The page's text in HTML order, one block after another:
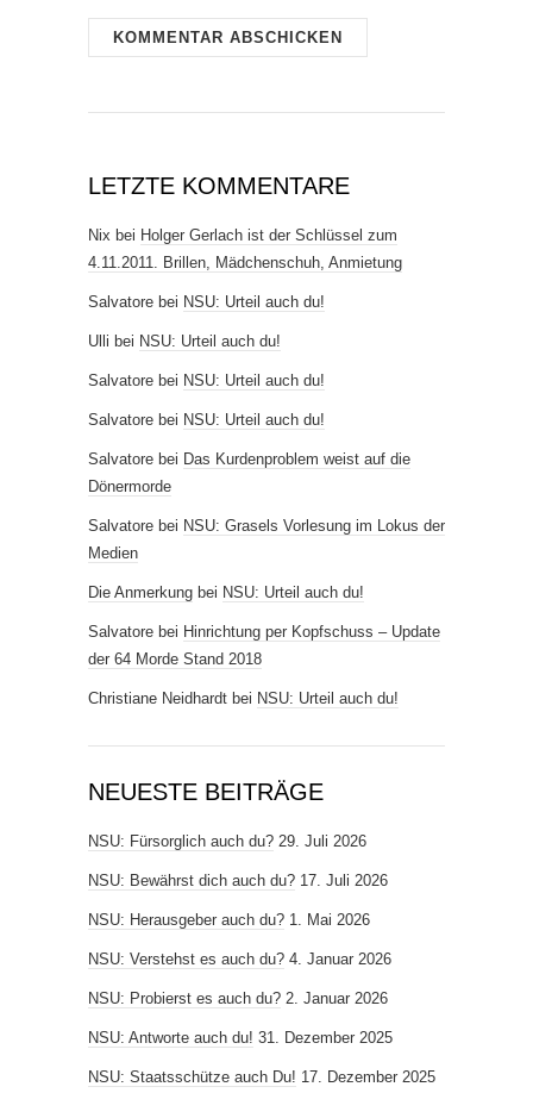
LETZTE KOMMENTARE
Nix bei Holger Gerlach ist der Schlüssel zum
4.11.2011. Brillen, Mädchenschuh, Anmietung
Salvatore bei NSU: Urteil auch du!
Ulli bei NSU: Urteil auch du!
Salvatore bei NSU: Urteil auch du!
Salvatore bei NSU: Urteil auch du!
Salvatore bei Das Kurdenproblem weist auf die
Dönermorde
Salvatore bei NSU: Grasels Vorlesung im Lokus der
Medien
Die Anmerkung bei NSU: Urteil auch du!
Salvatore bei Hinrichtung per Kopfschuss – Update
der 64 Morde Stand 2018
Christiane Neidhardt bei NSU: Urteil auch du!
NEUESTE BEITRÄGE
NSU: Fürsorglich auch du? 29. Juli 2026
NSU: Bewährst dich auch du? 17. Juli 2026
NSU: Herausgeber auch du? 1. Mai 2026
NSU: Verstehst es auch du? 4. Januar 2026
NSU: Probierst es auch du? 2. Januar 2026
NSU: Antworte auch du! 31. Dezember 2025
NSU: Staatsschütze auch Du! 17. Dezember 2025